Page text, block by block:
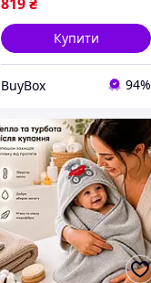
Купити
BuyBox 94%